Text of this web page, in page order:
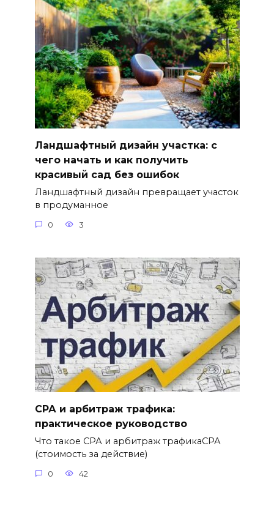
Ландшафтный дизайн участка: с
чего начать и как получить
красивый сад без ошибок
Ландшафтный дизайн превращает участок
в продуманное
0 3
СРА и арбитраж трафика:
практическое руководство
Что такое СРА и арбитраж трафикаСРА
(стоимость за действие)
0 42